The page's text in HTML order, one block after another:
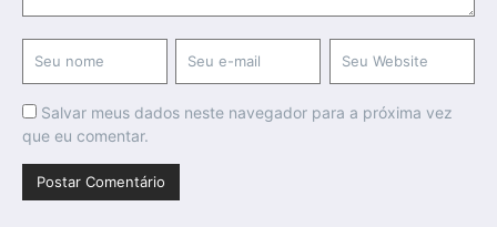
Salvar meus dados neste navegador para a próxima vez
que eu comentar.